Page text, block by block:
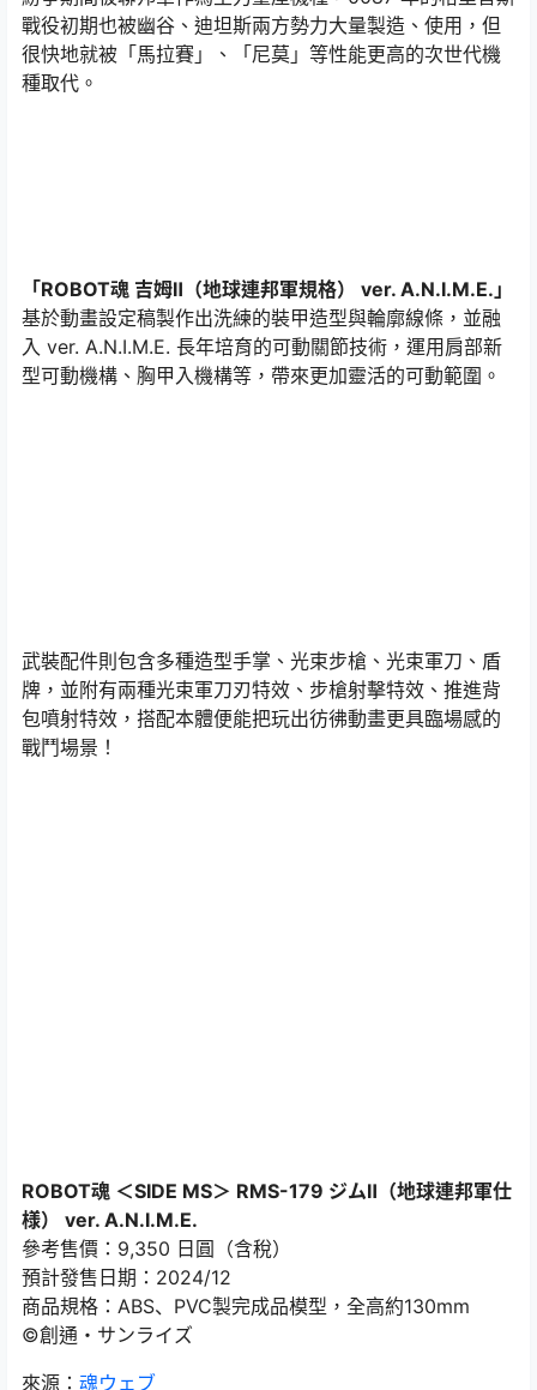
戰役初期也被幽谷、迪坦斯兩方勢力大量製造、使用，但
很快地就被「馬拉賽」、「尼莫」等性能更高的次世代機
種取代。
「ROBOT魂 吉姆Ⅱ（地球連邦軍規格） ver. A.N.I.M.E.」
基於動畫設定稿製作出洗練的裝甲造型與輪廓線條，並融
入 ver. A.N.I.M.E. 長年培育的可動關節技術，運用肩部新
型可動機構、胸甲入機構等，帶來更加靈活的可動範圍。
武裝配件則包含多種造型手掌、光束步槍、光束軍刀、盾
牌，並附有兩種光束軍刀刃特效、步槍射擊特效、推進背
包噴射特效，搭配本體便能把玩出彷彿動畫更具臨場感的
戰鬥場景！
ROBOT魂 ＜SIDE MS＞ RMS-179 ジムⅡ（地球連邦軍仕
様） ver. A.N.I.M.E.
參考售價：9,350 日圓（含稅）
預計發售日期：2024/12
商品規格：ABS、PVC製完成品模型，全高約130mm
©創通・サンライズ
來源： 魂ウェブ